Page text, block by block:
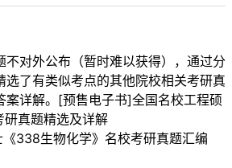
不对外公布（暂时难以获得），通过分
选了有类似考点的其他院校相关考研真
案详解。[预售电子书]全国名校工程硕
真题精选及详解
338生物化学》名校考研真题汇编